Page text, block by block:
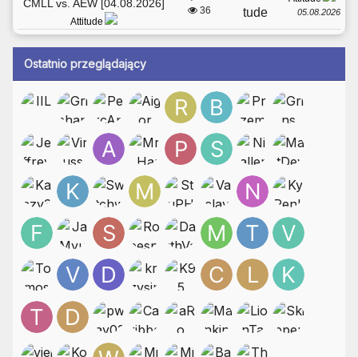
CMLL vs. AEW [04.08.2026]
Attitude
36
05.08.2026
Ostatnio przeglądający